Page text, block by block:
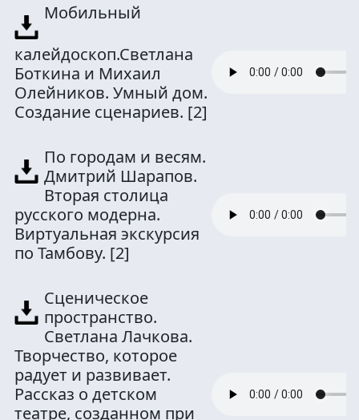
Мобильный
калейдоскоп.Светлана
Боткина и Михаил
Олейников. Умный дом.
Создание сценариев. [2]
По городам и весям.
Дмитрий Шарапов.
Вторая столица
русского модерна.
Виртуальная экскурсия
по Тамбову. [2]
Сценическое
пространство.
Светлана Лачкова.
Творчество, которое
радует и развивает.
Рассказ о детском
театре, созданном при